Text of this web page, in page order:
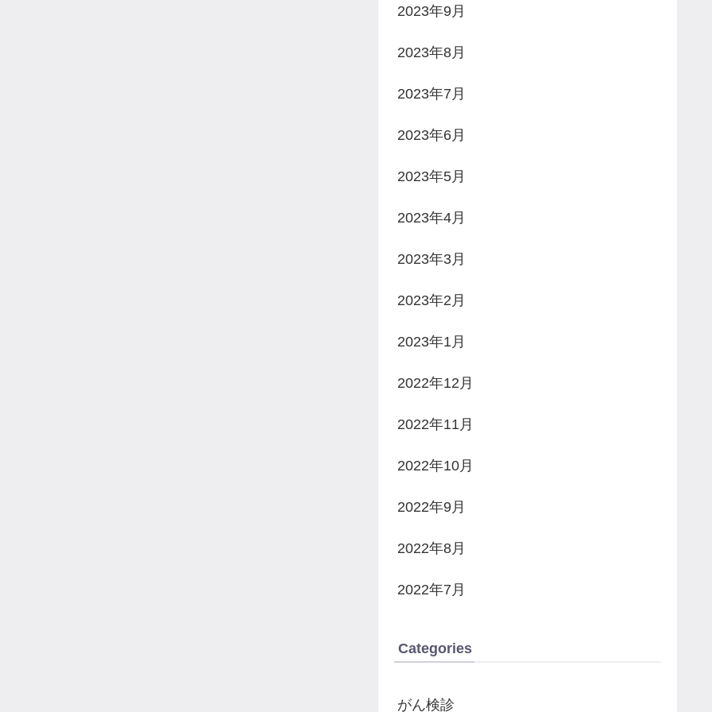
2023年9月
2023年8月
2023年7月
2023年6月
2023年5月
2023年4月
2023年3月
2023年2月
2023年1月
2022年12月
2022年11月
2022年10月
2022年9月
2022年8月
2022年7月
Categories
がん検診